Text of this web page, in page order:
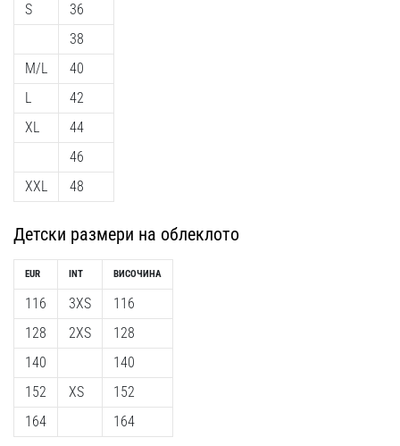
всяко
докосване.
Перфектни
за
играчи,
…
Покажи
всички
S
M/L
L
XL
XXL
36
38
40
42
44
46
48
Детски размери на облеклото
EUR
116
128
140
152
164
INT
3XS
2XS
XS
ВИСОЧИНА
116
128
140
152
164